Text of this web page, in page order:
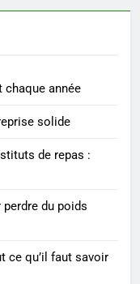
grâce à The
chez les
: où
juste ?
chaque année
solide
de repas :
du poids
ce qu’il faut savoir